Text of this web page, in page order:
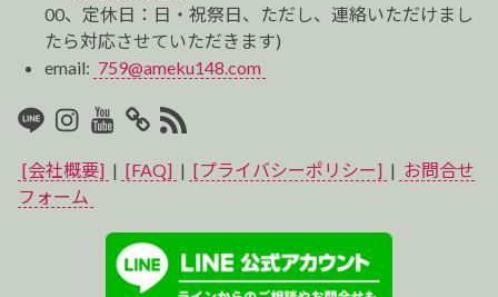
00、定休日：日・祝祭日、ただし、連絡いただけまし
たら対応させていただきます)
email: 759@ameku148.com
LINEInstagram
Youtube
マ
イ
ス
ト
RSS2
[会社概要] | [FAQ] | [プライバシーポリシー] | お問合せ
フォーム